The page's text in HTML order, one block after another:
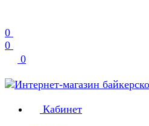
0
0
0
Кабинет